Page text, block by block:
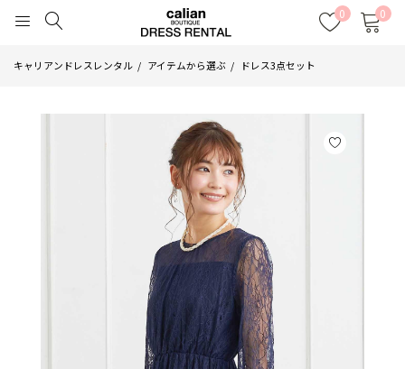
0 0
キャリアンドレスレンタル アイテムから選ぶ ドレス3点セット